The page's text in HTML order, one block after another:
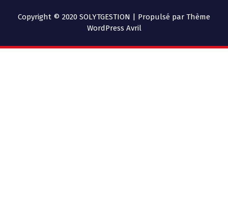
Copyright © 2020 SOLYTGESTION | Propulsé par Thème
WordPress Avril